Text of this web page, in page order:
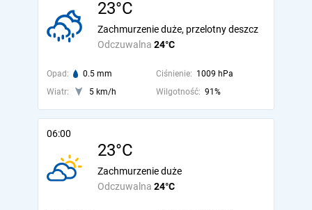
23°C
Odczuwalna 24°C
Zachmurzenie duże, przelotny deszcz
Opad: 0.5 mm Ciśnienie: 1009 hPa
Wiatr:
5 km/h Wilgotność: 91%
06:00
23°C
Odczuwalna 24°C
Zachmurzenie duże